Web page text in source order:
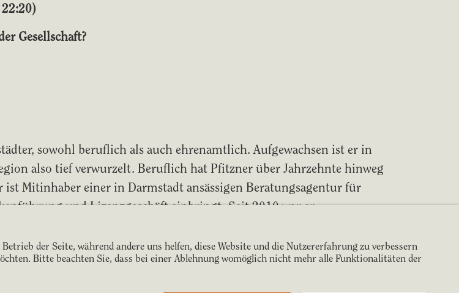
Gesellschaft?
sowohl beruflich als auch ehrenamtlich. Aufgewachsen ist er in
also tief verwurzelt. Beruflich hat Pfitzner über Jahrzehnte hinweg
Mitinhaber einer in Darmstadt ansässigen Beratungsagentur für
und Lizenzgeschäft einbringt. Seit 2010 war er
ist er Präsident des SV 98. Er kennt „seinen“ Verein von der Basis bis
der Seite, während andere uns helfen, diese Website und die Nutzererfahrung zu verbessern
Bitte beachten Sie, dass bei einer Ablehnung womöglich nicht mehr alle Funktionalitäten der